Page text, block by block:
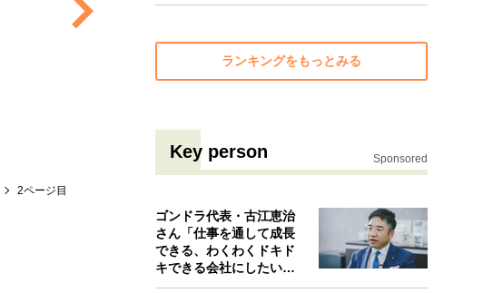
2ページ目
ランキングをもっとみる
Key person Sponsored
ゴンドラ代表・古江恵治
さん「仕事を通して成長
できる、わくわくドキド
キできる会社にしたいと
考えたんで…